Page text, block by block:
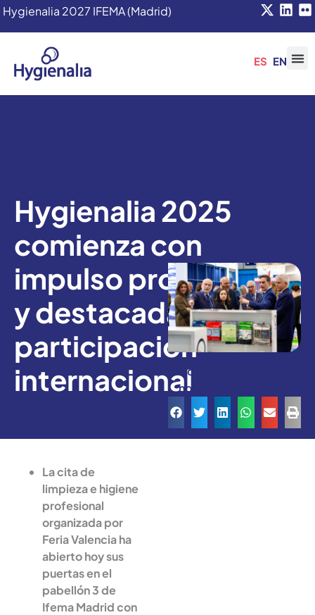
Hygienalia 2027 IFEMA (Madrid)
ES EN
Hygienalia 2025
comienza con
impulso profesional
y destacada
participación
internacional
La cita de
limpieza e higiene
profesional
organizada por
Feria Valencia ha
abierto hoy sus
puertas en el
pabellón 3 de
Ifema Madrid con
Comparte esta
noticia: